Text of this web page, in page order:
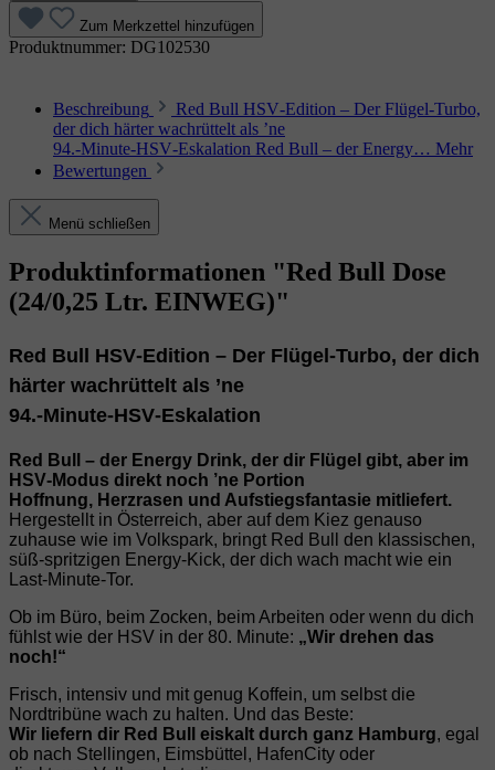
Zum Merkzettel hinzufügen
Produktnummer: DG102530
Beschreibung
Red Bull HSV‑Edition – Der Flügel‑Turbo,
der dich härter wachrüttelt als ’ne
94.‑Minute‑HSV‑Eskalation Red Bull – der Energy… Mehr
Bewertungen
Menü schließen
Produktinformationen "Red Bull Dose
(24/0,25 Ltr. EINWEG)"
Red Bull HSV‑Edition – Der Flügel‑Turbo, der dich
härter wachrüttelt als ’ne
94.‑Minute‑HSV‑Eskalation
Red Bull – der Energy Drink, der dir Flügel gibt, aber im
HSV‑Modus direkt noch ’ne Portion
Hoffnung, Herzrasen und Aufstiegsfantasie mitliefert.
Hergestellt in Österreich, aber auf dem Kiez genauso
zuhause wie im Volkspark, bringt Red Bull den klassischen,
süß‑spritzigen Energy‑Kick, der dich wach macht wie ein
Last‑Minute‑Tor.
Ob im Büro, beim Zocken, beim Arbeiten oder wenn du dich
fühlst wie der HSV in der 80. Minute: „Wir drehen das
noch!“
Frisch, intensiv und mit genug Koffein, um selbst die
Nordtribüne wach zu halten. Und das Beste:
Wir liefern dir Red Bull eiskalt durch ganz Hamburg, egal
ob nach Stellingen, Eimsbüttel, HafenCity oder